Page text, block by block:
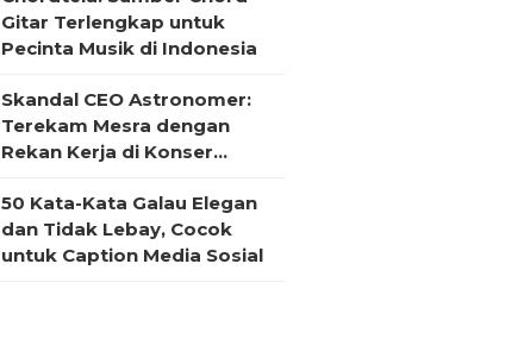
Gitar Terlengkap untuk
Pecinta Musik di Indonesia
Skandal CEO Astronomer:
Terekam Mesra dengan
Rekan Kerja di Konser
50 Kata-Kata Galau Elegan
dan Tidak Lebay, Cocok
untuk Caption Media Sosial